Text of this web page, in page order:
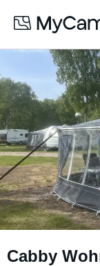
Cabby